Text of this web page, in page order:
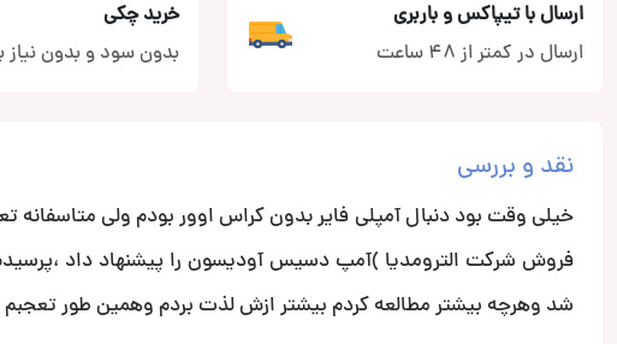
ارسال با تیپاکس و باربری
ارسال در کمتر از 48 ساعت
خرید چکی
بدون سود و بدون نیاز
نقد و بررسی
خیلی وقت بود دنبال آمپلی فایر بدون کراس اوور بودم ولی متاسفانه
فروش شرکت الترومدیا )آمپ دسیس آودیسون را پیشنهاد داد
شد وهرچه بیشتر مطالعه کردم بیشتر ازش لذت بردم وهمین طور